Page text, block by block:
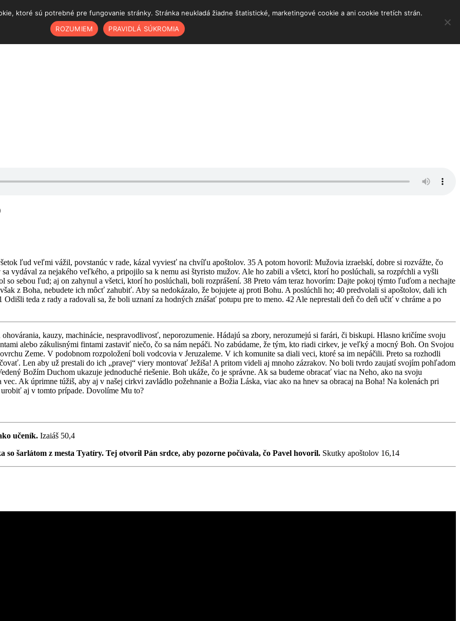
ľud veľmi vážil, povstanúc v rade, kázal vyviesť na chvíľu apoštolov. 35 A potom hovoril: Mužovia izraelskí, dobre si rozvážte, čo
vydával za nejakého veľkého, a pripojilo sa k nemu asi štyristo mužov. Ale ho zabili a všetci, ktorí ho poslúchali, sa rozpŕchli a vyšli
so sebou ľud; aj on zahynul a všetci, ktorí ho poslúchali, boli rozprášení. 38 Preto vám teraz hovorím: Dajte pokoj týmto ľuďom a nechajte
z Boha, nebudete ich môcť zahubiť. Aby sa nedokázalo, že bojujete aj proti Bohu. A poslúchli ho; 40 predvolali si apoštolov, dali ich
teda z rady a radovali sa, že boli uznaní za hodných znášať potupu pre to meno. 42 Ale neprestali deň čo deň učiť v chráme a po
kauzy, machinácie, nespravodlivosť, neporozumenie. Hádajú sa zbory, nerozumejú si farári, či biskupi. Hlasno kričíme svoju
alebo zákulisnými fintami zastaviť niečo, čo sa nám nepáči. No zabúdame, že tým, kto riadi cirkev, je veľký a mocný Boh. On Svojou
Zeme. V podobnom rozpoložení boli vodcovia v Jeruzaleme. V ich komunite sa diali veci, ktoré sa im nepáčili. Preto sa rozhodli
Len aby už prestali do ich „pravej“ viery montovať Ježiša! A pritom videli aj mnoho zázrakov. No boli tvrdo zaujatí svojím pohľadom
Božím Duchom ukazuje jednoduché riešenie. Boh ukáže, čo je správne. Ak sa budeme obracať viac na Neho, ako na svoju
Ak úprimne túžiš, aby aj v našej cirkvi zavládlo požehnanie a Božia Láska, viac ako na hnev sa obracaj na Boha! Na kolenách pri
aj v tomto prípade. Dovolíme Mu to?
učeník. Izaiáš 50,4
šarlátom z mesta Tyatíry. Tej otvoril Pán srdce, aby pozorne počúvala, čo Pavel hovoril. Skutky apoštolov 16,14
ktoré sú potrebné pre fungovanie stránky. Stránka neukladá žiadne štatistické, marketingové cookie a ani cookie tretích strán.
ROZUMIEM
PRAVIDLÁ SÚKROMIA